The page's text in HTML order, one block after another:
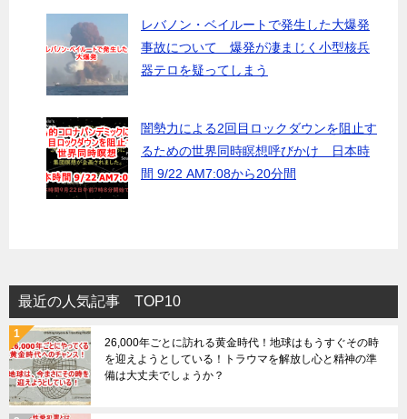
レバノン・ベイルートで発生した大爆発
事故について 爆発が凄まじく小型核兵
器テロを疑ってしまう
闇勢力による2回目ロックダウンを阻止す
るための世界同時瞑想呼びかけ 日本時
間 9/22 AM7:08から20分間
最近の人気記事 TOP10
26,000年ごとに訪れる黄金時代！地球はもうすぐその時
を迎えようとしている！トラウマを解放し心と精神の準
備は大丈夫でしょうか？